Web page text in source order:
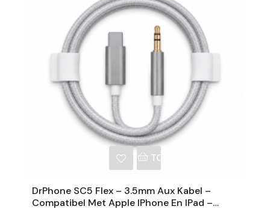
TOEVOEGEN AAN
DrPhone SC5 Flex – 3.5mm Aux Kabel –
Compatibel Met Apple IPhone En IPad –